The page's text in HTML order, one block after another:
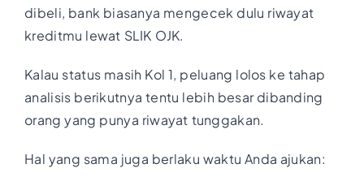
dibeli, bank biasanya mengecek dulu riwayat
kreditmu lewat SLIK OJK.
Kalau status masih Kol 1, peluang lolos ke tahap
analisis berikutnya tentu lebih besar dibanding
orang yang punya riwayat tunggakan.
Hal yang sama juga berlaku waktu Anda ajukan: